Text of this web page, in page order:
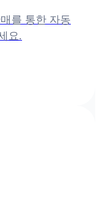
를 통한 자동
요.